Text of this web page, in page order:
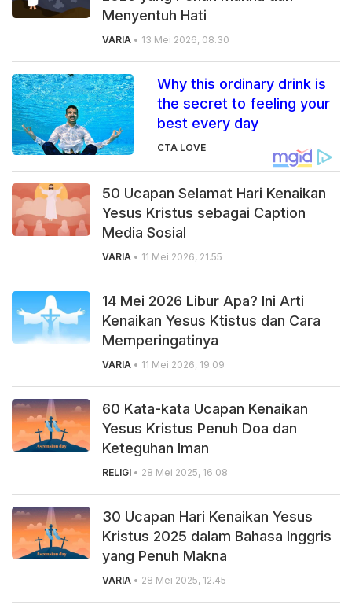
Menyentuh Hati
VARIA • 13 Mei 2026, 08.30
Why this ordinary drink is
the secret to feeling your
best every day
CTA LOVE
50 Ucapan Selamat Hari Kenaikan
Yesus Kristus sebagai Caption
Media Sosial
VARIA • 11 Mei 2026, 21.55
14 Mei 2026 Libur Apa? Ini Arti
Kenaikan Yesus Ktistus dan Cara
Memperingatinya
VARIA • 11 Mei 2026, 19.09
60 Kata-kata Ucapan Kenaikan
Yesus Kristus Penuh Doa dan
Keteguhan Iman
RELIGI • 28 Mei 2025, 16.08
30 Ucapan Hari Kenaikan Yesus
Kristus 2025 dalam Bahasa Inggris
yang Penuh Makna
VARIA • 28 Mei 2025, 12.45